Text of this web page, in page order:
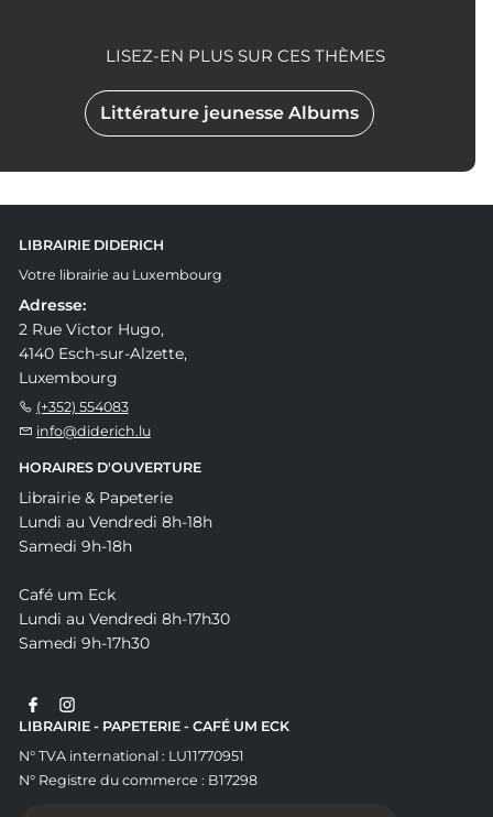
Littérature jeunesse Albums
LISEZ-EN PLUS SUR CES THÈMES
LIBRAIRIE DIDERICH
Votre librairie au Luxembourg
Adresse:
2 Rue Victor Hugo,
4140 Esch-sur-Alzette,
Luxembourg
(+352) 554083
info@diderich.lu
HORAIRES D'OUVERTURE
Librairie & Papeterie
Lundi au Vendredi 8h-18h
Samedi 9h-18h
Café um Eck
Lundi au Vendredi 8h-17h30
Samedi 9h-17h30
LIBRAIRIE - PAPETERIE - CAFÉ UM ECK
N° TVA international : LU11770951
N° Registre du commerce : B17298